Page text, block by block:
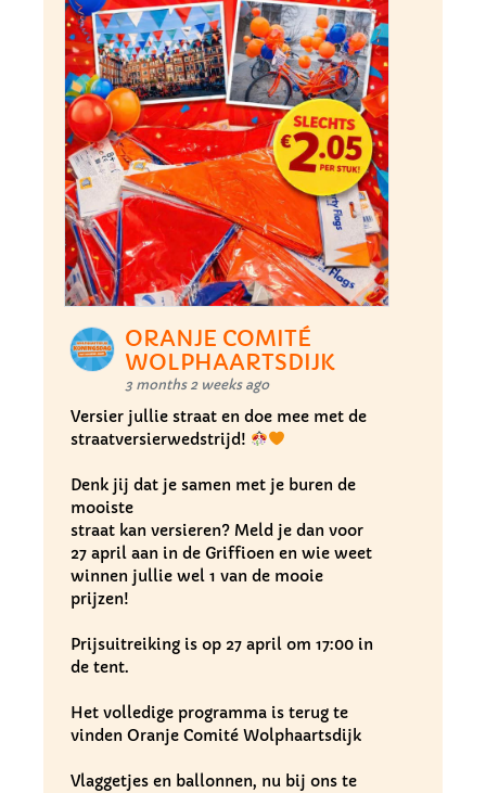
ORANJE COMITÉ
WOLPHAARTSDIJK
3 months 2 weeks ago
Versier jullie straat en doe mee met de
straatversierwedstrijd!
Denk jij dat je samen met je buren de
mooiste
straat kan versieren? Meld je dan voor
27 april aan in de Griffioen en wie weet
winnen jullie wel 1 van de mooie
prijzen!
Prijsuitreiking is op 27 april om 17:00 in
de tent.
Het volledige programma is terug te
vinden Oranje Comité Wolphaartsdijk
Vlaggetjes en ballonnen, nu bij ons te